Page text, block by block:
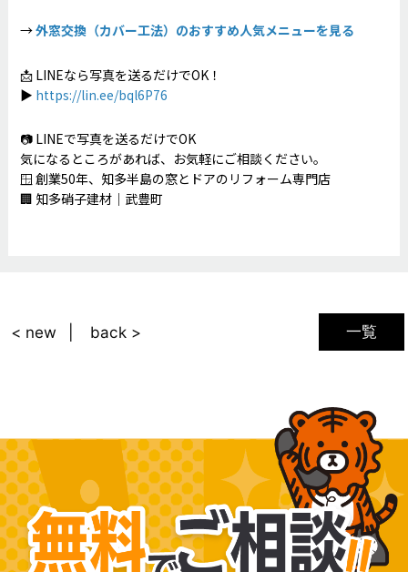
→外窓交換（カバー工法）のおすすめ人気メニューを見る
📩 LINEなら写真を送るだけでOK！
▶ https://lin.ee/bql6P76
📷 LINEで写真を送るだけでOK
気になるところがあれば、お気軽にご相談ください。
🪟 創業50年、知多半島の窓とドアのリフォーム専門店
🏢 知多硝子建材｜武豊町
一覧
< new back >